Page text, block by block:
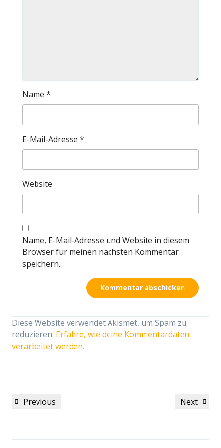
Name *
E-Mail-Adresse *
Website
Name, E-Mail-Adresse und Website in diesem
Browser für meinen nächsten Kommentar
speichern.
Diese Website verwendet Akismet, um Spam zu
reduzieren. Erfahre, wie deine Kommentardaten
verarbeitet werden.
Beitragsnavigation
Previous
Previous
Next
Next